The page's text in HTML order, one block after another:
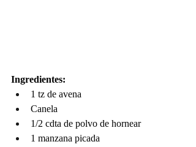
Ingredientes:
1 tz de avena
Canela
1/2 cdta de polvo de hornear
1 manzana picada